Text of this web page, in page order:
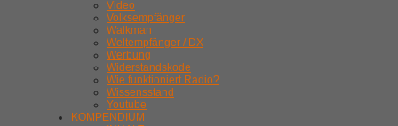
Video
Volksempfänger
Walkman
Weltempfänger / DX
Werbung
Widerstandskode
Wie funktioniert Radio?
Wissensstand
Youtube
KOMPENDIUM